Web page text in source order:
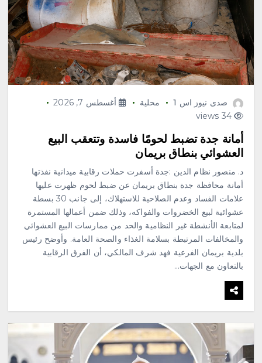
صدى نيوز اس 1 محلية
أغسطس 7, 2026
34 views
أمانة جدة تضبط لحومًا فاسدة وتتعقب البيع
العشوائي بنطاق بريمان
د. منصور نظام الدين :جدة أسفرت حملات رقابية ميدانية نفذتها
أمانة محافظة جدة بنطاق بريمان عن ضبط لحوم ظهرت عليها
علامات الفساد وعدم الصلاحية للاستهلاك، إلى جانب 30 بسطة
عشوائية لبيع الخضروات والفواكه، وذلك ضمن أعمالها المستمرة
لمتابعة الأنشطة غير النظامية والحد من ممارسات البيع العشوائي
والمخالفات المرتبطة بسلامة الغذاء والصحة العامة. وأوضح رئيس
بلدية بريمان الفرعية فهد شرف المالكي، أن الفرق الرقابية
بالتعاون مع الجهات…